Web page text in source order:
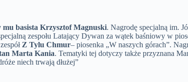
basista Krzysztof Magnuski. Nagrodę specjalną im.
zespołu Latający Dywan za wątek baśniowy w
Z Tylu Chmur– piosenka „W naszych górach”.
Marta Kania. Tematyki tej dotyczy także przyznana
niech trwają dłużej”